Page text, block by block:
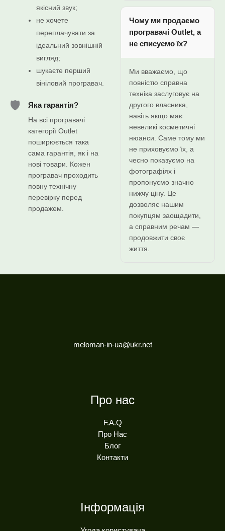
якісний звук;
не хочете
переплачувати за
ідеальний зовнішній
вигляд;
шукаєте перший
вініловий програвач.
🛡️
Яка гарантія?
На всі програвачі
категорії Outlet
поширюється така
сама гарантія, як і на
нові товари. Кожен
програвач проходить
повну технічну
перевірку перед
продажем.
Чому ми продаємо
програвачі Outlet, а
не списуємо їх?
Ми вважаємо, що
повністю справна
техніка заслуговує на
другого власника,
навіть якщо має
невеликі косметичні
нюанси. Саме тому ми
не приховуємо їх, а
чесно показуємо на
фотографіях і
пропонуємо значно
нижчу ціну. Це
дозволяє нашим
покупцям заощадити,
а справним речам —
продовжити своє
життя.
meloman-in-ua@ukr.net
Про нас
F.A.Q
Про Нас
Блог
Контакти
Інформація